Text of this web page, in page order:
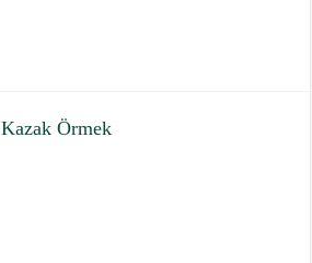
Kazak Örmek